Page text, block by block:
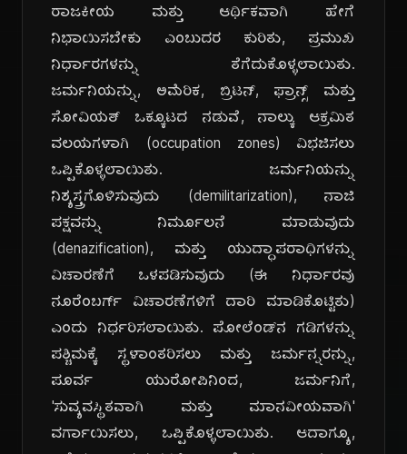
ರಾಜಕೀಯ ಮತ್ತು ಆರ್ಥಿಕವಾಗಿ ಹೇಗೆ
ನಿಭಾಯಿಸಬೇಕು ಎಂಬುದರ ಕುರಿತು, ಪ್ರಮುಖ
ನಿರ್ಧಾರಗಳನ್ನು ತೆಗೆದುಕೊಳ್ಳಲಾಯಿತು.
ಜರ್ಮನಿಯನ್ನು, ಅಮೆರಿಕ, ಬ್ರಿಟನ್, ಫ್ರಾನ್ಸ್ ಮತ್ತು
ಸೋವಿಯತ್ ಒಕ್ಕೂಟದ ನಡುವೆ, ನಾಲ್ಕು ಆಕ್ರಮಿತ
ವಲಯಗಳಾಗಿ (occupation zones) ವಿಭಜಿಸಲು
ಒಪ್ಪಿಕೊಳ್ಳಲಾಯಿತು. ಜರ್ಮನಿಯನ್ನು
ನಿಶ್ಯಸ್ತ್ರಗೊಳಿಸುವುದು (demilitarization), ನಾಜಿ
ಪಕ್ಷವನ್ನು ನಿರ್ಮೂಲನೆ ಮಾಡುವುದು
(denazification), ಮತ್ತು ಯುದ್ಧಾಪರಾಧಿಗಳನ್ನು
ವಿಚಾರಣೆಗೆ ಒಳಪಡಿಸುವುದು (ಈ ನಿರ್ಧಾರವು
ನೂರೆಂಬರ್ಗ್ ವಿಚಾರಣೆಗಳಿಗೆ ದಾರಿ ಮಾಡಿಕೊಟ್ಟಿತು)
ಎಂದು ನಿರ್ಧರಿಸಲಾಯಿತು. ಪೋಲೆಂಡ್‌ನ ಗಡಿಗಳನ್ನು
ಪಶ್ಚಿಮಕ್ಕೆ ಸ್ಥಳಾಂತರಿಸಲು ಮತ್ತು ಜರ್ಮನ್ನರನ್ನು,
ಪೂರ್ವ ಯುರೋಪಿನಿಂದ, ಜರ್ಮನಿಗೆ,
'ಸುವ್ಯವಸ್ಥಿತವಾಗಿ ಮತ್ತು ಮಾನವೀಯವಾಗಿ'
ವರ್ಗಾಯಿಸಲು, ಒಪ್ಪಿಕೊಳ್ಳಲಾಯಿತು. ಆದಾಗ್ಯೂ,